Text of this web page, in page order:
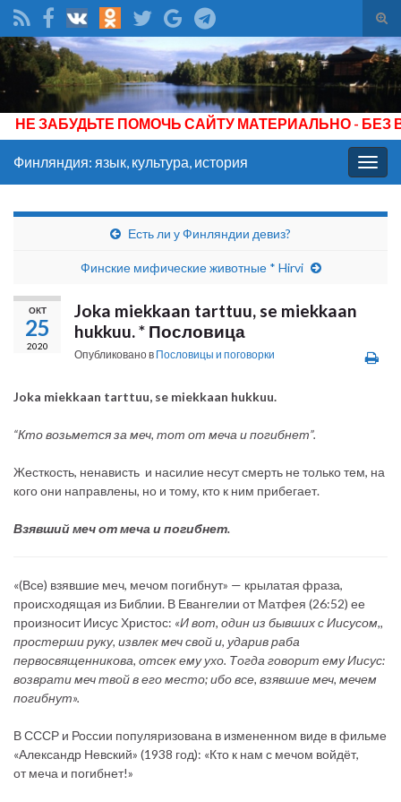
Вкл/
Search for:
ЗАБУДЬТЕ ПОМОЧЬ САЙТУ МАТЕРИАЛЬНО - БЕЗ
Вкл/
выкл
Финляндия: язык, культура, история
Есть ли у Финляндии девиз?
Финские мифические животные * Hirvi
ОКТ
25
2020
Joka miekkaan tarttuu, se miekkaan
hukkuu. * Пословица
Опубликовано в Пословицы и поговорки
Joka miekkaan tarttuu, se miekkaan hukkuu.
“Кто возьмется за меч, тот от меча и погибнет”.
Жесткость, ненависть и насилие несут смерть не только тем, на
кого они направлены, но и тому, кто к ним прибегает.
Взявший меч от меча и погибнет.
«(Все) взявшие меч, мечом погибнут» — крылатая фраза,
происходящая из Библии. В Евангелии от Матфея (26:52) ее
произносит Иисус Христос: «И вот, один из бывших с Иисусом,,
простерши руку, извлек меч свой и, ударив раба
первосвященникова, отсек ему ухо. Тогда говорит ему Иисус:
возврати меч твой в его место; ибо все, взявшие меч, мечем
погибнут».
В СССР и России популяризована в измененном виде в фильме
«Александр Невский» (1938 год): «Кто к нам с мечом войдёт,
от меча и погибнет!»